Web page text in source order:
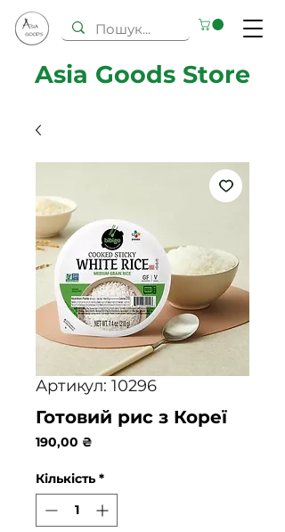
Asia Goods Store
Артикул: 10296
Готовий рис з Кореї
190,00 ₴
Кількість *